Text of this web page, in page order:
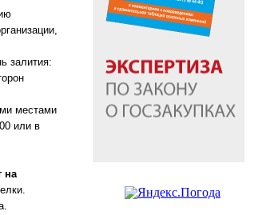
залития:
местами
или в
на